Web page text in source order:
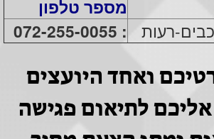
מספר טלפון
רעות : 072-255-0055
ואחד היועצים
אליכם לתיאום פגישה